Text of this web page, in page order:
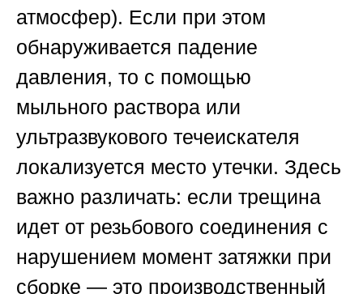
атмосфер). Если при этом
обнаруживается падение
давления, то с помощью
мыльного раствора или
ультразвукового течеискателя
локализуется место утечки. Здесь
важно различать: если трещина
идет от резьбового соединения с
нарушением момент затяжки при
сборке — это производственный